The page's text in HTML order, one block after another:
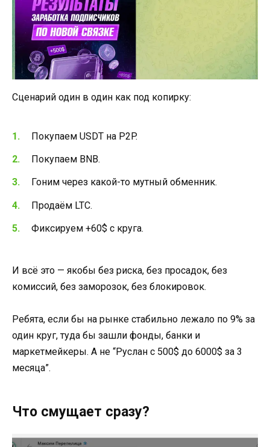
Сценарий один в один как под копирку:
Покупаем USDT на P2P.
Покупаем BNB.
Гоним через какой-то мутный обменник.
Продаём LTC.
Фиксируем +60$ с круга.
И всё это — якобы без риска, без просадок, без
комиссий, без заморозок, без блокировок.
Ребята, если бы на рынке стабильно лежало по 9% за
один круг, туда бы зашли фонды, банки и
маркетмейкеры. А не “Руслан с 500$ до 6000$ за 3
месяца”.
Что смущает сразу?